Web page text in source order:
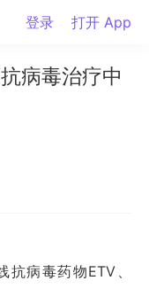
登录 打开 App
病毒治疗中
病毒药物ETV、